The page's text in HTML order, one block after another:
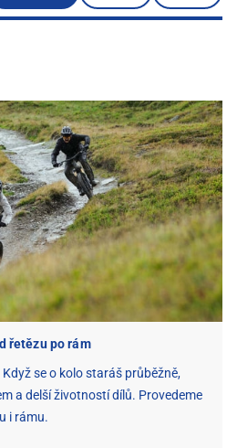
řetězu po rám
Když se o kolo staráš průběžně,
a delší životností dílů. Provedeme
i rámu.